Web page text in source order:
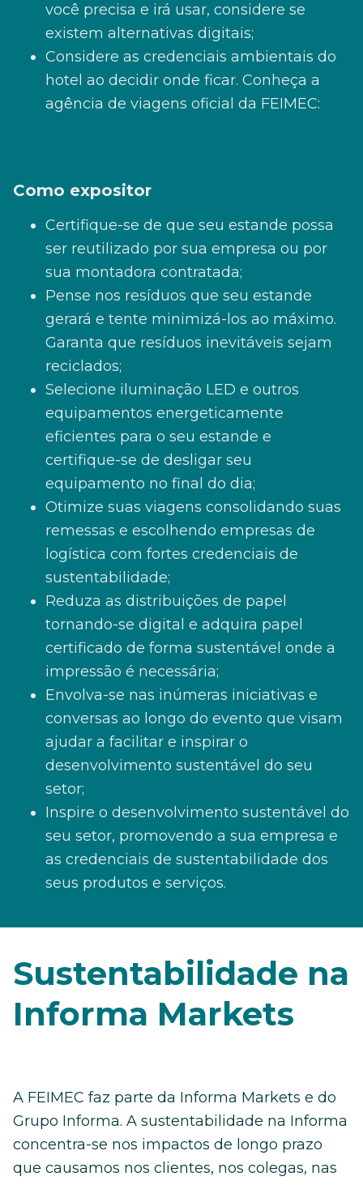
você precisa e irá usar, considere se
existem alternativas digitais;
Considere as credenciais ambientais do
hotel ao decidir onde ficar. Conheça a
agência de viagens oficial da FEIMEC:
Como expositor
Certifique-se de que seu estande possa
ser reutilizado por sua empresa ou por
sua montadora contratada;
Pense nos resíduos que seu estande
gerará e tente minimizá-los ao máximo.
Garanta que resíduos inevitáveis sejam
reciclados;
Selecione iluminação LED e outros
equipamentos energeticamente
eficientes para o seu estande e
certifique-se de desligar seu
equipamento no final do dia;
Otimize suas viagens consolidando suas
remessas e escolhendo empresas de
logística com fortes credenciais de
sustentabilidade;
Reduza as distribuições de papel
tornando-se digital e adquira papel
certificado de forma sustentável onde a
impressão é necessária;
Envolva-se nas inúmeras iniciativas e
conversas ao longo do evento que visam
ajudar a facilitar e inspirar o
desenvolvimento sustentável do seu
setor;
Inspire o desenvolvimento sustentável do
seu setor, promovendo a sua empresa e
as credenciais de sustentabilidade dos
seus produtos e serviços.
Sustentabilidade na
Informa Markets
A FEIMEC faz parte da Informa Markets e do
Grupo Informa. A sustentabilidade na Informa
concentra-se nos impactos de longo prazo
que causamos nos clientes, nos colegas, nas